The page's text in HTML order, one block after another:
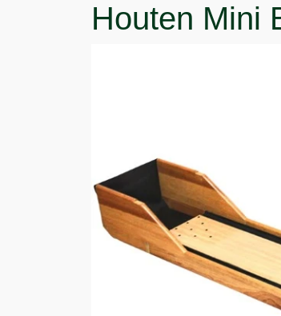
Houten Mini